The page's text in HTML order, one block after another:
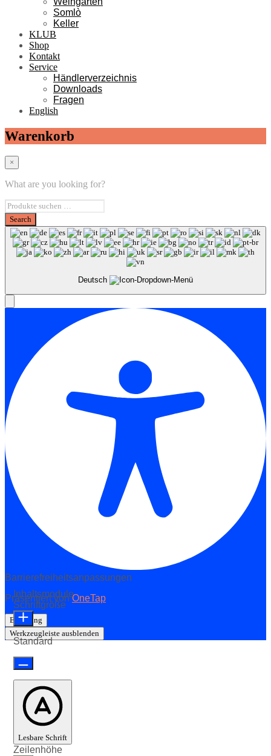
Somlò
Keller
KLUB
Shop
Kontakt
Service
Händlerverzeichnis
Downloads
Fragen
English
Warenkorb
×
What are you looking for?
Deutsch
Barrierefreiheitsanpassungen
Präsentiert vonOneTap
Erklärung
Werkzeugleiste ausblenden
Inhaltsmodule
Schriftgröße
Standard
Lesbare Schrift
Zeilenhöhe